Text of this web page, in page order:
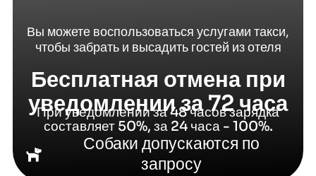
Вы можете воспользоваться услугами такси,
чтобы забрать и высадить гостей из отеля
Бесплатная отмена при
уведомлении за 72 часа
При уведомлении за 48 часов зарядка
составляет 50%, за 24 часа - 100%.
Собаки допускаются по
запросу